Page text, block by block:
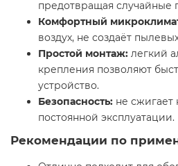
предотвращая случайные
Комфортный
воздух, не создаёт
Простой монтаж: легкий
крепления позволяют
устройство.
Безопасность: не сжигает
постоянной эксплуатации.
Рекомендации по